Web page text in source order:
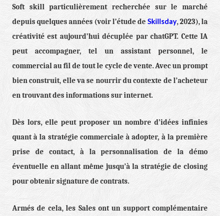
Soft skill particulièrement recherchée sur le marché
depuis quelques années (voir l’étude deSkillsday, 2023), la
créativité est aujourd’hui décuplée par chatGPT. Cette IA
peut accompagner, tel un assistant personnel, le
commercial au fil de tout le cycle de vente. Avec un prompt
bien construit, elle va se nourrir du contexte de l’acheteur
en trouvant des informations sur internet.
Dès lors, elle peut proposer un nombre d’idées infinies
quant à la stratégie commerciale à adopter, à la première
prise de contact, à la personnalisation de la démo
éventuelle en allant même jusqu’à la stratégie de closing
pour obtenir signature de contrats.
Armés de cela, les Sales ont un support complémentaire